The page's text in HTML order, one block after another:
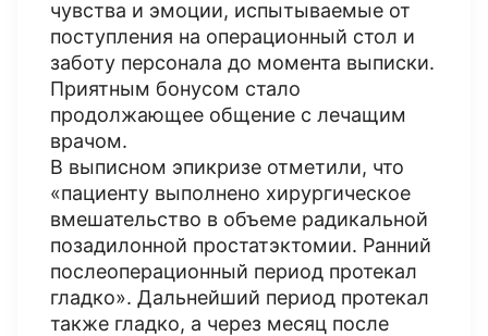
чувства и эмоции, испытываемые от
поступления на операционный стол и
заботу персонала до момента выписки.
Приятным бонусом стало
продолжающее общение с лечащим
врачом.
В выписном эпикризе отметили, что
«пациенту выполнено хирургическое
вмешательство в объеме радикальной
позадилонной простатэктомии. Ранний
послеоперационный период протекал
гладко». Дальнейший период протекал
также гладко, а через месяц после